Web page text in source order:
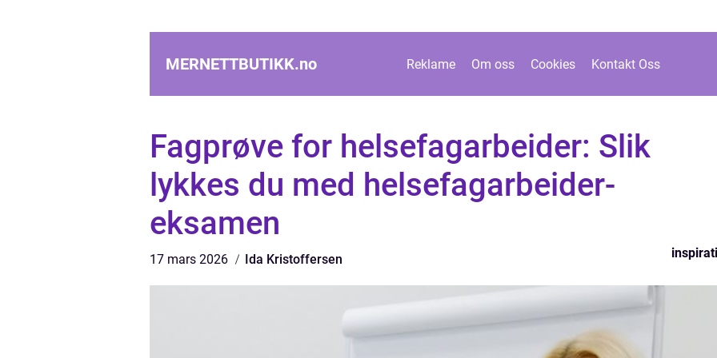
MERNETTBUTIKK.no Reklame Om oss Cookies Kontakt Oss
Fagprøve for helsefagarbeider: Slik
lykkes du med helsefagarbeider-
eksamen
17 mars 2026 Ida Kristoffersen